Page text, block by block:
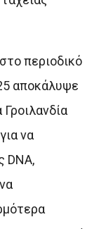
περιοδικό
αποκάλυψε
να
DNA,